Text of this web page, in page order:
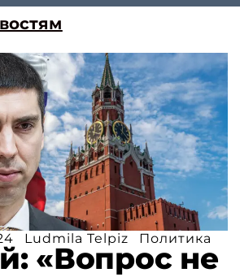
Ludmila Telpiz Политика
«Вопрос не